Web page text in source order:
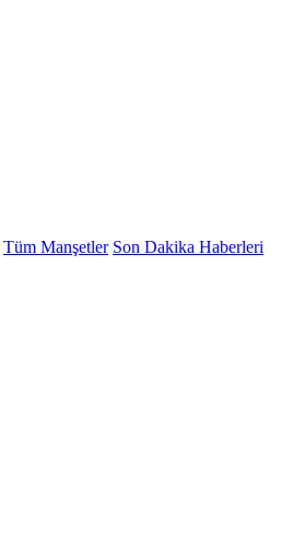
Tüm Manşetler Son Dakika Haberleri